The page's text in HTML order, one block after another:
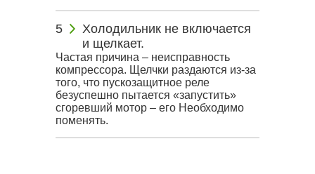
Холодильник не включается
и щелкает.
Частая причина – неисправность
компрессора. Щелчки раздаются из-за
того, что пускозащитное реле
безуспешно пытается «запустить»
сгоревший мотор – его Необходимо
поменять.